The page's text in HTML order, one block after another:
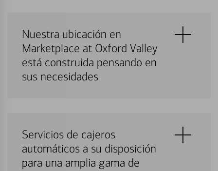
Nuestra ubicación en
Marketplace at Oxford Valley
está construida pensando en
sus necesidades
Servicios de cajeros
automáticos a su disposición
para una amplia gama de